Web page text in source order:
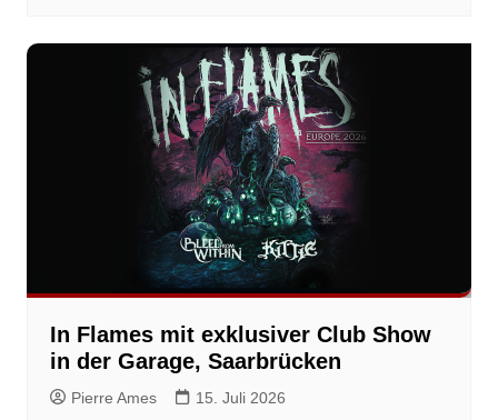
In Flames mit exklusiver Club Show
in der Garage, Saarbrücken
Pierre Ames 15. Juli 2026